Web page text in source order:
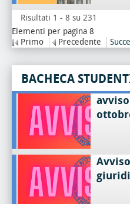
Risultati 1 - 8 su 231
Elementi per pagina 8
Primo
Precedente
BACHECA